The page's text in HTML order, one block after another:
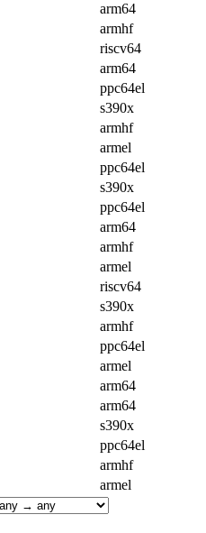
arm64
armhf
riscv64
arm64
ppc64el
s390x
armhf
armel
ppc64el
s390x
ppc64el
arm64
armhf
armel
riscv64
s390x
armhf
ppc64el
armel
arm64
arm64
s390x
ppc64el
armhf
armel